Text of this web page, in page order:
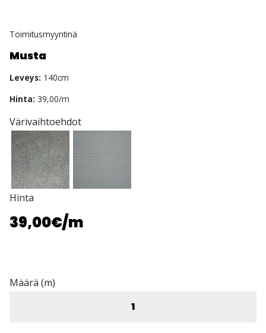
Toimitusmyyntinä
Musta
Leveys: 140cm
Hinta: 39,00/m
Värivaihtoehdot
Hinta
39,00€/m
Määrä (m)